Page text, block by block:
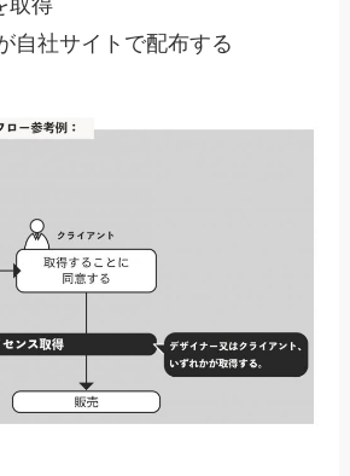
取得
自社サイトで配布する